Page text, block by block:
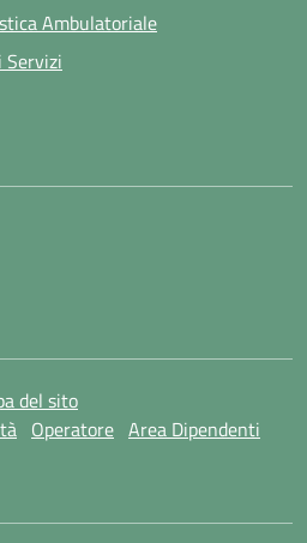
Ambulatoriale
Servizi
del sito
Operatore Area Dipendenti